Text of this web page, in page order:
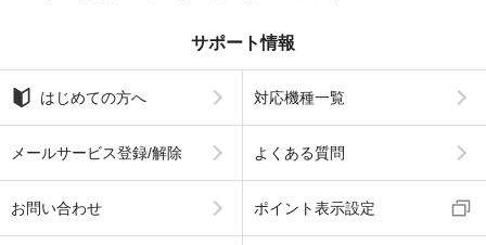
サポート情報
はじめての方へ 対応機種一覧
メールサービス登録/解除 よくある質問
お問い合わせ ポイント表示設定